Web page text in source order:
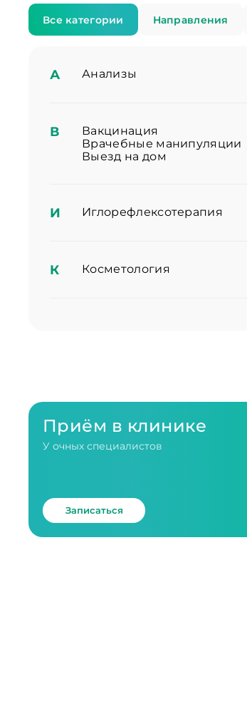
Все категории Направления
А Анализы
В
Вакцинация
Врачебные манипуляции
Выезд на дом
И Иглорефлексотерапия
К Косметология
Приём в клинике
У очных специалистов
Записаться